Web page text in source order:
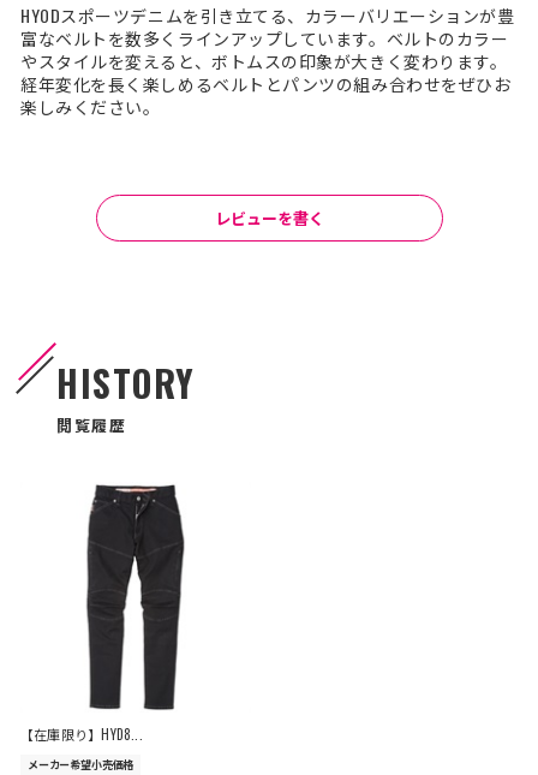
HYODスポーツデニムを引き立てる、カラーバリエーションが豊
富なベルトを数多くラインアップしています。ベルトのカラー
やスタイルを変えると、ボトムスの印象が大きく変わります。
経年変化を長く楽しめるベルトとパンツの組み合わせをぜひお
楽しみください。
レビューを書く
HISTORY
閲覧履歴
【在庫限り】HYD8...
メーカー希望小売価格